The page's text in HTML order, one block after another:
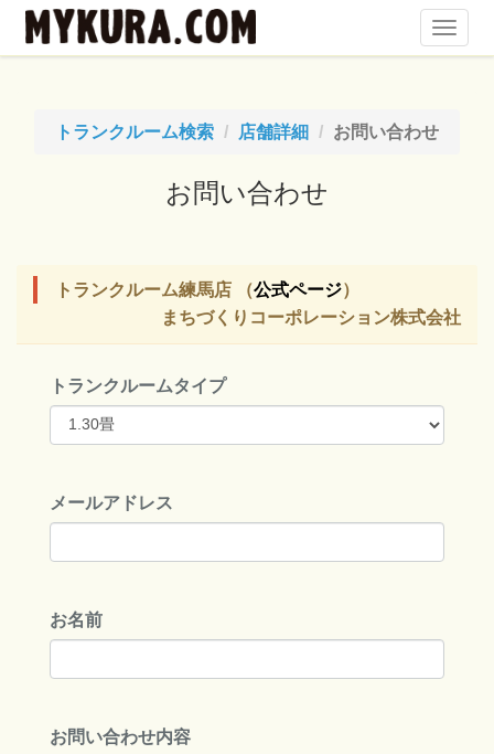
トランクルーム検索 店舗詳細 お問い合わせ
お問い合わせ
トランクルーム練馬店 （公式ページ）
まちづくりコーポレーション株式会社
トランクルームタイプ
メールアドレス
お名前
お問い合わせ内容